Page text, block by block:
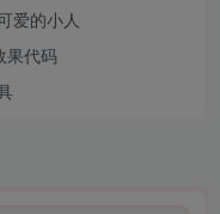
爱的小人
果代码